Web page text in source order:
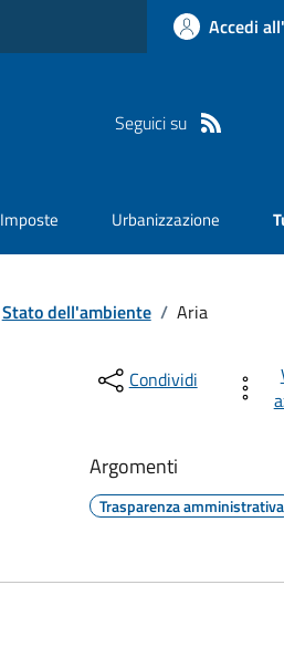
Accedi
Seguici su
Imposte Urbanizzazione
Stato dell'ambiente / Aria
Condividi
Argomenti
Trasparenza amministrativa